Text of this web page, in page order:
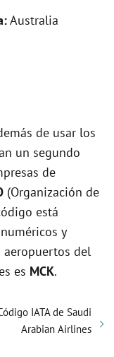
Australia
de usar los
un segundo
de
(Organización de
está
y
del
es MCK.
IATA de Saudi
Arabian Airlines